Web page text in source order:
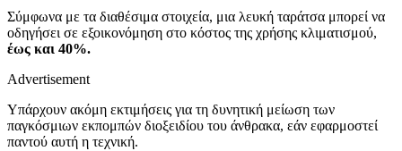
Σύμφωνα με τα διαθέσιμα στοιχεία, μια λευκή ταράτσα μπορεί να
οδηγήσει σε εξοικονόμηση στο κόστος της χρήσης κλιματισμού,
έως και 40%.
Advertisement
Υπάρχουν ακόμη εκτιμήσεις για τη δυνητική μείωση των
παγκόσμιων εκπομπών διοξειδίου του άνθρακα, εάν εφαρμοστεί
παντού αυτή η τεχνική.